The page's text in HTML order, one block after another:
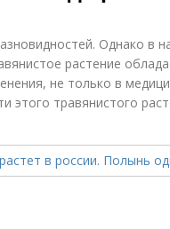
Однако в
растение
не только в
этого травянистого